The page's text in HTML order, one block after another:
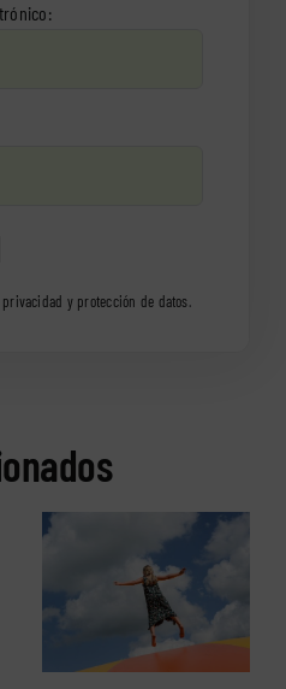
privacidad y protección de datos.